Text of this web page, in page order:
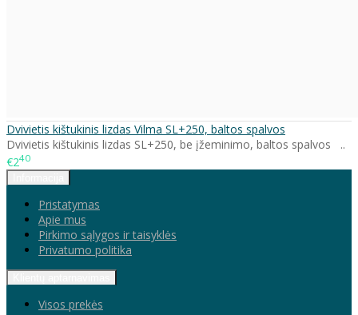
Dvivietis kištukinis lizdas Vilma SL+250, baltos spalvos
Dvivietis kištukinis lizdas SL+250, be įžeminimo, baltos spalvos ..
€240
Pristatymas
Apie mus
Pirkimo sąlygos ir taisyklės
Privatumo politika
Visos prekės